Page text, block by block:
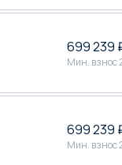
699 239
Мин. взнос
699 239
Мин. взнос